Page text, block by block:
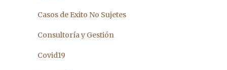
Casos de Exito No Sujetes
Consultoría y Gestión
Covid19